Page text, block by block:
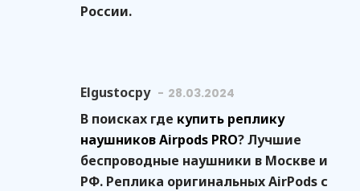
России.
Elgustocpy 28.03.2024
В поисках где купить реплику
наушников Airpods PRO? Лучшие
беспроводные наушники в Москве и
РФ. Реплика оригинальных AirPods с